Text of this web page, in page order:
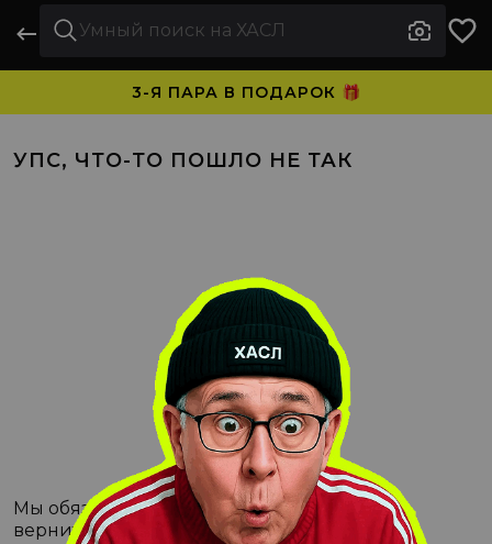
3-Я ПАРА В ПОДАРОК 🎁
УПС, ЧТО-ТО ПОШЛО НЕ ТАК
Мы обязательно с этим разберёмся, а пока
вернитесь на Главную